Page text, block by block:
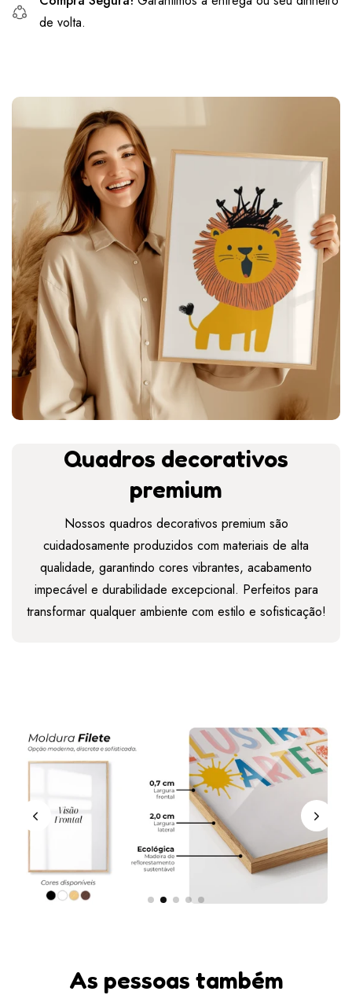
de volta.
Quadros decorativos
premium
Nossos quadros decorativos premium são
cuidadosamente produzidos com materiais de alta
qualidade, garantindo cores vibrantes, acabamento
impecável e durabilidade excepcional. Perfeitos para
transformar qualquer ambiente com estilo e sofisticação!
As pessoas também